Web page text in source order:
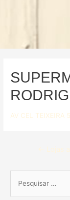
AV CEL TEIXEIRA
← Lojas